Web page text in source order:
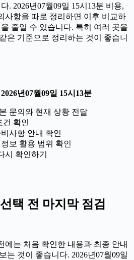
. 2026년07월09일 15시13분 비용,
사항을 따로 정리하면 이후 비교하
줄일 수 있습니다. 특히 여러 곳을
은 기준으로 정리하는 것이 좋습니
년07월09일 15시13분
문의와 현재 상황 전달
건 확인
사항 안내 확인
보 활용 범위 확인
시 확인하기
택 전 마지막 점검
에는 처음 확인한 내용과 최종 안내
는 것이 좋습니다. 2026년07월09일